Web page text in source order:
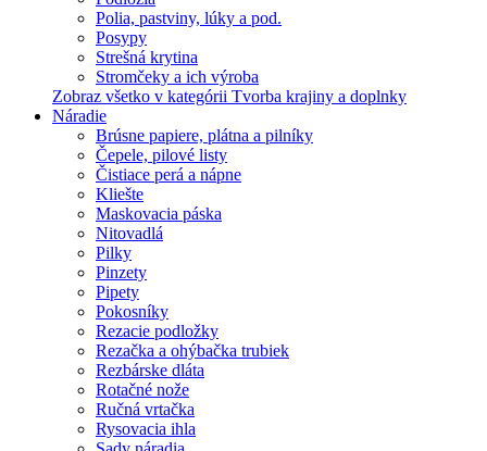
Polia, pastviny, lúky a pod.
Posypy
Strešná krytina
Stromčeky a ich výroba
Zobraz všetko v kategórii Tvorba krajiny a doplnky
Náradie
Brúsne papiere, plátna a pilníky
Čepele, pilové listy
Čistiace perá a nápne
Kliešte
Maskovacia páska
Nitovadlá
Pilky
Pinzety
Pipety
Pokosníky
Rezacie podložky
Rezačka a ohýbačka trubiek
Rezbárske dláta
Rotačné nože
Ručná vrtačka
Rysovacia ihla